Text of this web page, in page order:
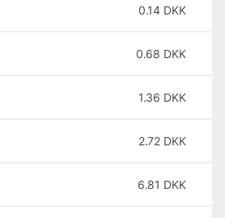
0.14 DKK
0.68 DKK
1.36 DKK
2.72 DKK
6.81 DKK